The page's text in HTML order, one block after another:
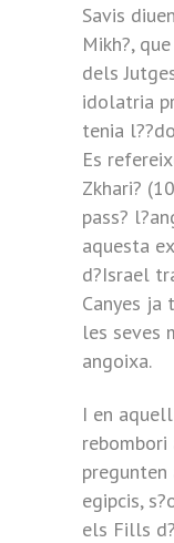
Savis
Mikh?,
dels
idolatria
tenia
Es
Zkhari?
pass?
aquesta
d?Israel
Canyes ja
les seves
angoixa.
I en
rebombori
pregunten
egipcis,
els Fills